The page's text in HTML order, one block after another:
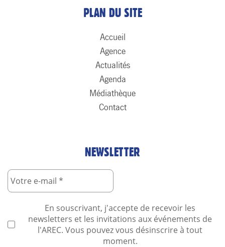
PLAN DU SITE
Accueil
Agence
Actualités
Agenda
Médiathèque
Contact
NEWSLETTER
En souscrivant, j'accepte de recevoir les
newsletters et les invitations aux événements de
l'AREC. Vous pouvez vous désinscrire à tout
moment.